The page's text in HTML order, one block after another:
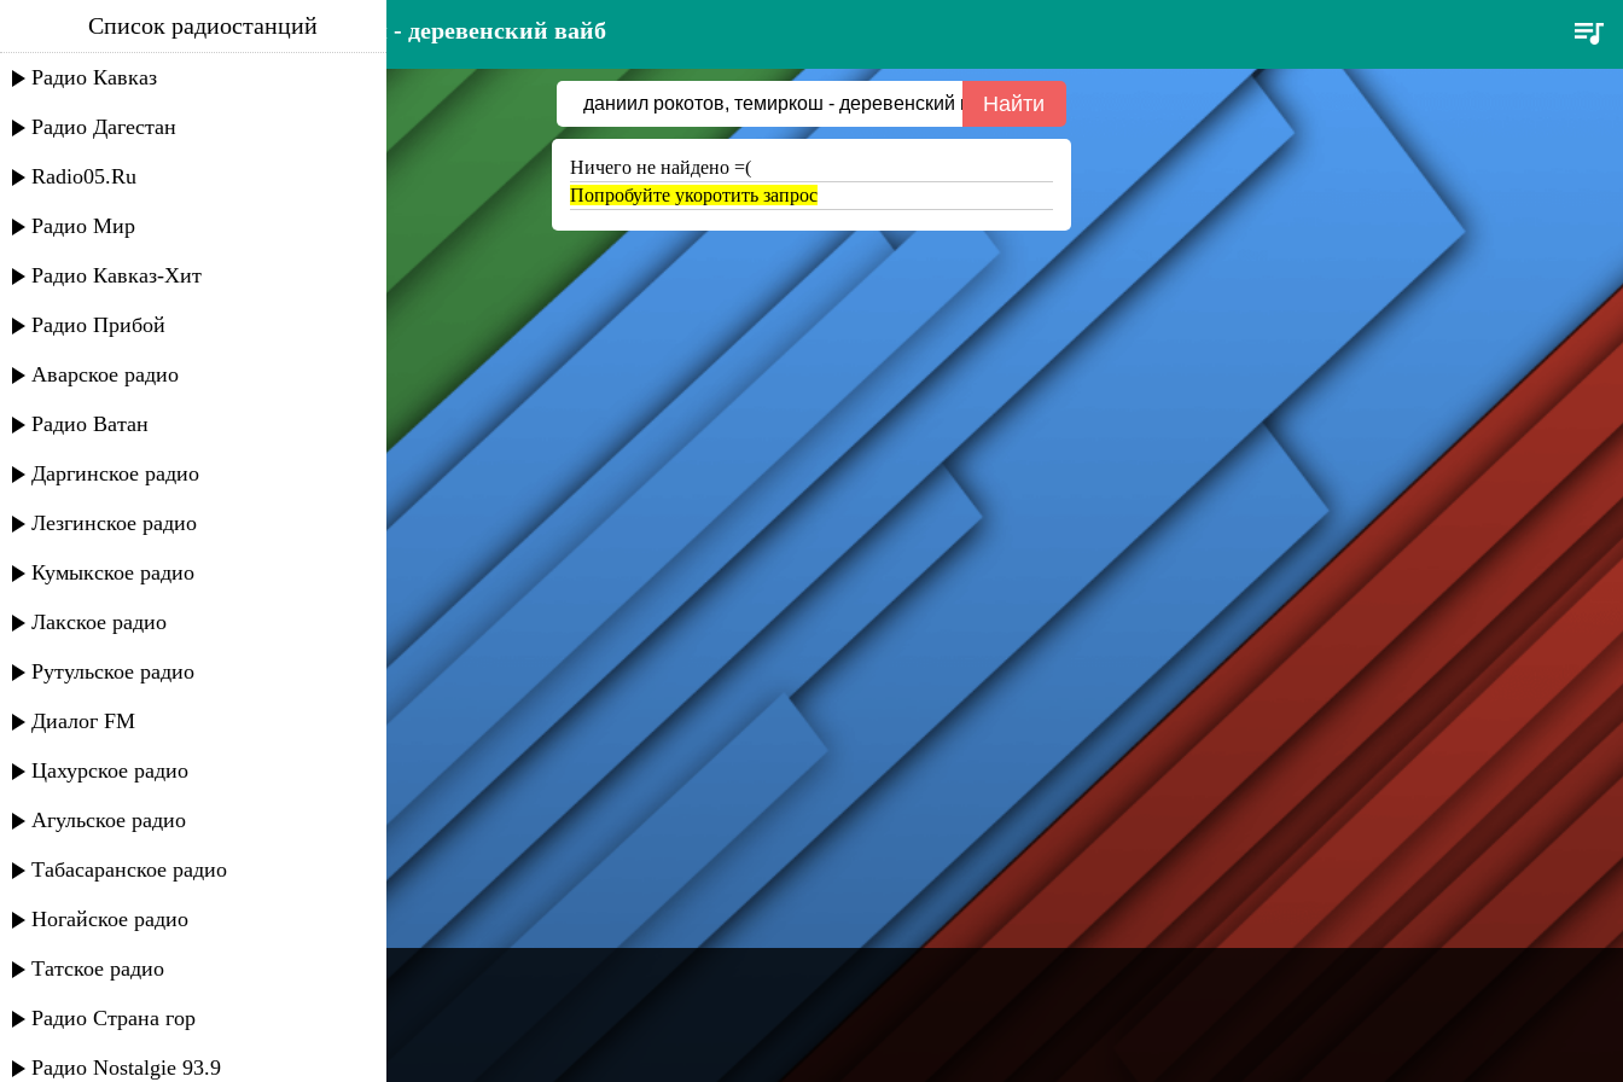
даниил рокотов, темиркош - деревенский вайб
Список радиостанций
Радио Кавказ
Радио Дагестан
Radio05.Ru
Радио Мир
Радио Кавказ-Хит
Радио Прибой
Аварское радио
Радио Ватан
Даргинское радио
Лезгинское радио
Кумыкское радио
Лакское радио
Рутульское радио
Диалог FM
Цахурское радио
Агульское радио
Табасаранское радио
Ногайское радио
Татское радио
Радио Страна гор
Радио Nostalgie 93.9
Ничего не найдено =(
Попробуйте укоротить запрос
---
Русское радио